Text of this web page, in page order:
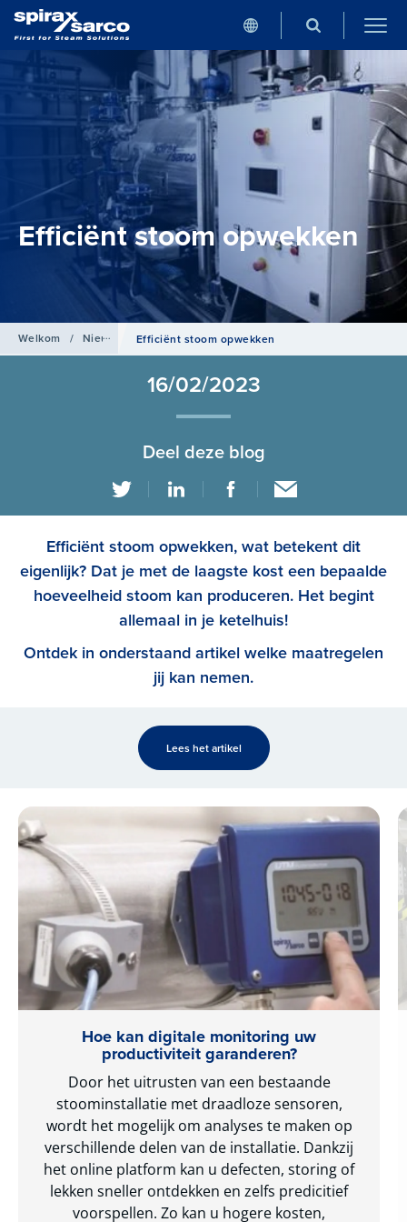
Efficiënt stoom opwekken
Welkom / Nieuws Efficiënt stoom opwekken
16/02/2023
Deel deze blog
Efficiënt stoom opwekken, wat betekent dit
eigenlijk? Dat je met de laagste kost een bepaalde
hoeveelheid stoom kan produceren. Het begint
allemaal in je ketelhuis!
Ontdek in onderstaand artikel welke maatregelen
jij kan nemen.
Lees het artikel
Hoe kan digitale monitoring uw
productiviteit garanderen?
Door het uitrusten van een bestaande
stoominstallatie met draadloze sensoren,
wordt het mogelijk om analyses te maken op
verschillende delen van de installatie. Dankzij
het online platform kan u defecten, storing of
lekken sneller ontdekken en zelfs predicitief
voorspellen. Zo kan u hogere kosten,